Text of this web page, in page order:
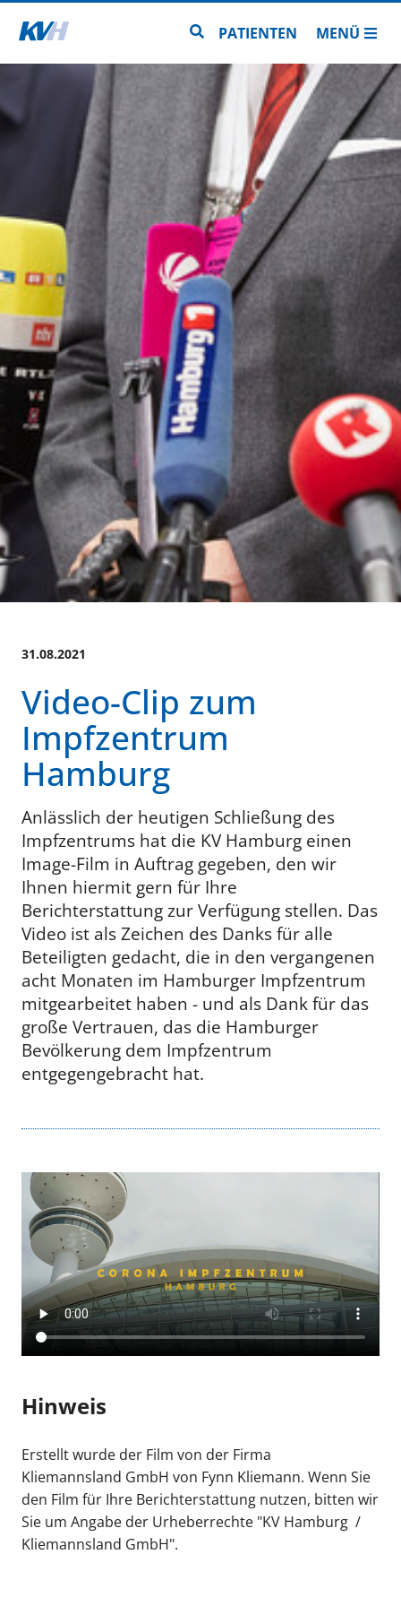
Zur Startseite Zur Seitensuche
PATIENTEN MENÜ
31.08.2021
Video-Clip zum
Impfzentrum
Hamburg
Anlässlich der heutigen Schließung des
Impfzentrums hat die KV Hamburg einen
Image-Film in Auftrag gegeben, den wir
Ihnen hiermit gern für Ihre
Berichterstattung zur Verfügung stellen. Das
Video ist als Zeichen des Danks für alle
Beteiligten gedacht, die in den vergangenen
acht Monaten im Hamburger Impfzentrum
mitgearbeitet haben - und als Dank für das
große Vertrauen, das die Hamburger
Bevölkerung dem Impfzentrum
entgegengebracht hat.
Hinweis
Erstellt wurde der Film von der Firma
Kliemannsland GmbH von Fynn Kliemann. Wenn Sie
den Film für Ihre Berichterstattung nutzen, bitten wir
Sie um Angabe der Urheberrechte "KV Hamburg /
Kliemannsland GmbH".